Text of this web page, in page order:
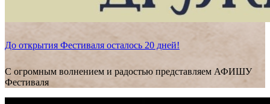
До открытия Фестиваля осталось 20 дней!
С огромным волнением и радостью представляем АФИШУ
Фестиваля